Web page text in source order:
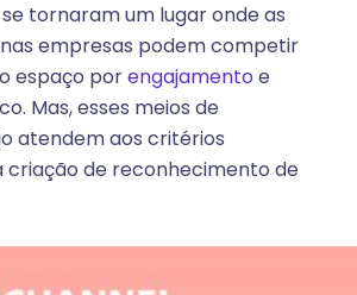
tornaram um lugar onde as
empresas podem competir
espaço porengajamento e
Mas, esses meios de
atendem aos critérios
criação de reconhecimento de